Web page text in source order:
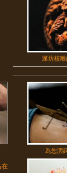
濰坊核
在
為您演